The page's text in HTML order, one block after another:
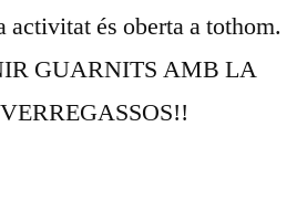
activitat és oberta a tothom.
GUARNITS AMB LA